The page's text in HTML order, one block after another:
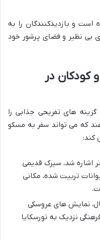
است و بازدیدکنندگان را به
بی نظیر و فضای پرشور خود
کودکان در
گزینه های تفریحی جذابی را
که می تواند سفر به مسکو
کند:
اشاره شد، سیرک قدیمی
تربیت شده، مکانی
نمایش های عروسکی
نزدیک به تورسکایا